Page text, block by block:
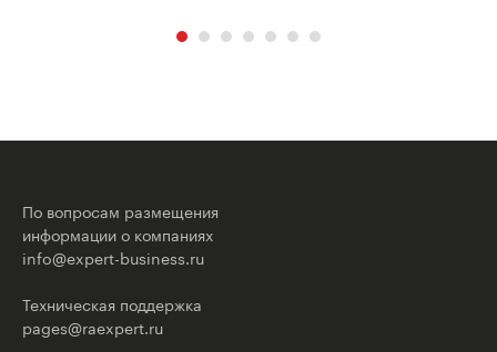
По вопросам размещения
информации о компаниях
info@expert-business.ru
Техническая поддержка
pages@raexpert.ru